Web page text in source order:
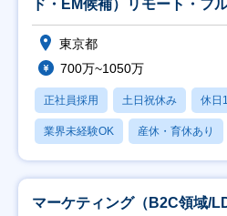
ド・EM候補）リモート・フ
東京都
700万~1050万
正社員採用 土日祝休み 休日
業界未経験OK 産休・育休あり
マーケティング（B2C領域/